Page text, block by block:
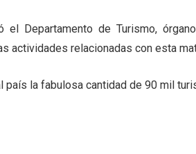
Departamento de Turismo,
actividades relacionadas con esta
país la fabulosa cantidad de 90 mil